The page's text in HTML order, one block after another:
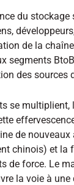
du stockage
de la
segments
des sources
se
de
chinois) et la
de force. Le
la voie à